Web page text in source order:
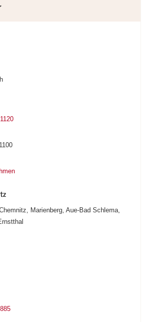
Marienberg, Aue-Bad Schlema,